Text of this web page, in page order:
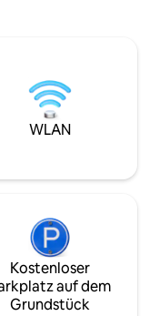
Einrichtungen
Du kannst in
bestellen oder
Campingplatz-
Zivilisation. Kanu
WLAN
Kostenloser
auf dem
Grundstück